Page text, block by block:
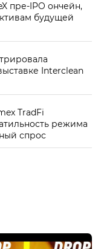
пре-IPO ончейн,
будущей
Interclean
TradFi
режима
спрос